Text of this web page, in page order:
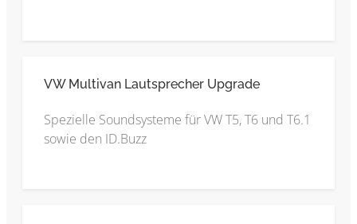
VW Multivan Lautsprecher Upgrade
Spezielle Soundsysteme für VW T5, T6 und T6.1
sowie den ID.Buzz